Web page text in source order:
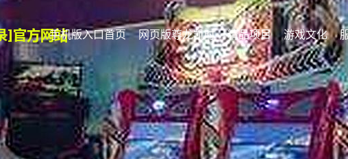
手机版入口首页 网页版尊龙凯时 精品项目 游戏文化